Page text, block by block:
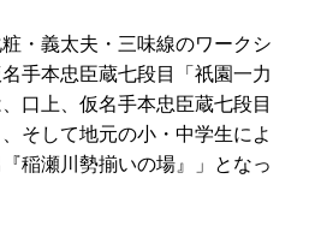
・義太夫・三味線のワークシ
手本忠臣蔵七段目「祇園一力
口上、仮名手本忠臣蔵七段目
そして地元の小・中学生によ
稲瀬川勢揃いの場』」となっ